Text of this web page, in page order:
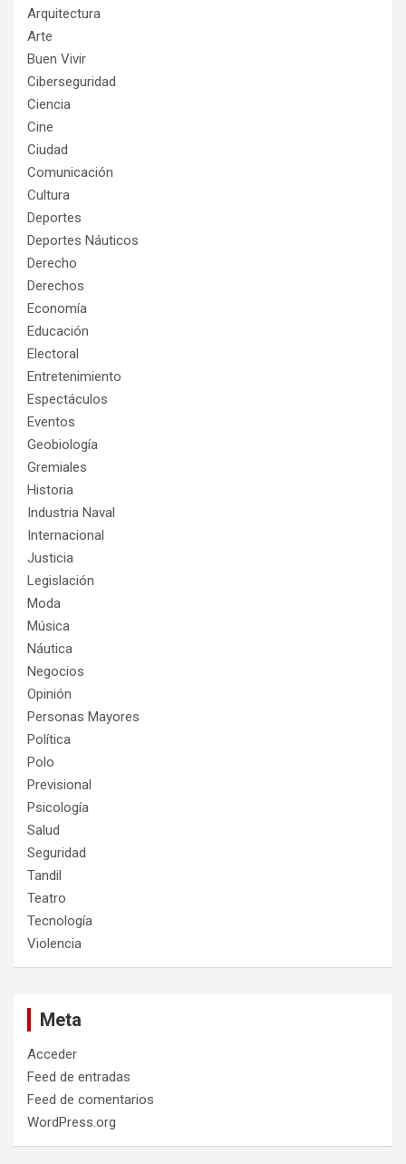
Arquitectura
Arte
Buen Vivir
Ciberseguridad
Ciencia
Cine
Ciudad
Comunicación
Cultura
Deportes
Deportes Náuticos
Derecho
Derechos
Economía
Educación
Electoral
Entretenimiento
Espectáculos
Eventos
Geobiología
Gremiales
Historia
Industria Naval
Internacional
Justicia
Legislación
Moda
Música
Náutica
Negocios
Opinión
Personas Mayores
Política
Polo
Previsional
Psicología
Salud
Seguridad
Tandil
Teatro
Tecnología
Violencia
Meta
Acceder
Feed de entradas
Feed de comentarios
WordPress.org